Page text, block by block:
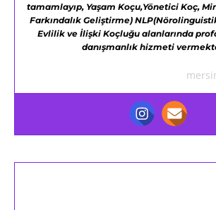
tamamlayıp, Yaşam Koçu,Yönetici Koç,
Farkındalık Geliştirme)
Evlilik ve İlişki Koçluğu alanlarında
danışmanlık hizmeti